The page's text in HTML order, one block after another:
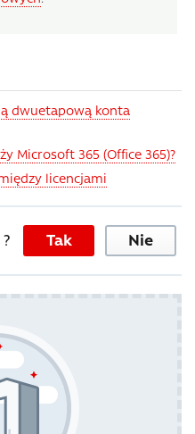
dwuetapową konta
Microsoft 365 (Office 365)?
licencjami
Tak Nie